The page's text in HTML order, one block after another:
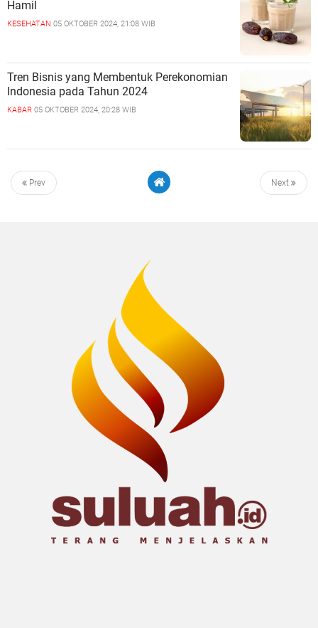
Hamil
KESEHATAN 05 OKTOBER 2024, 21:08 WIB
Tren Bisnis yang Membentuk Perekonomian
Indonesia pada Tahun 2024
KABAR 05 OKTOBER 2024, 20:28 WIB
Prev Next